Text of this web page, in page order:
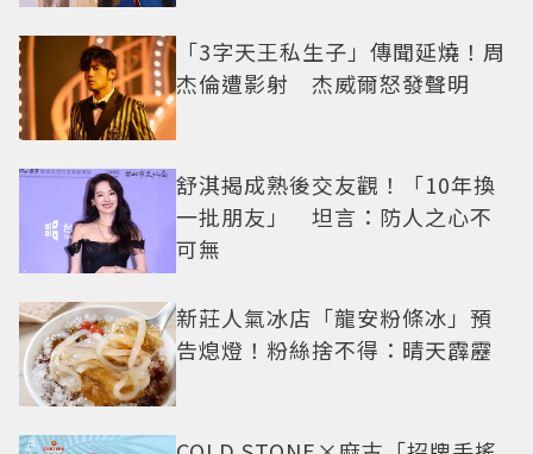
「3字天王私生子」傳聞延燒！周
杰倫遭影射 杰威爾怒發聲明
舒淇揭成熟後交友觀！「10年換
一批朋友」 坦言：防人之心不
可無
新莊人氣冰店「龍安粉條冰」預
告熄燈！粉絲捨不得：晴天霹靂